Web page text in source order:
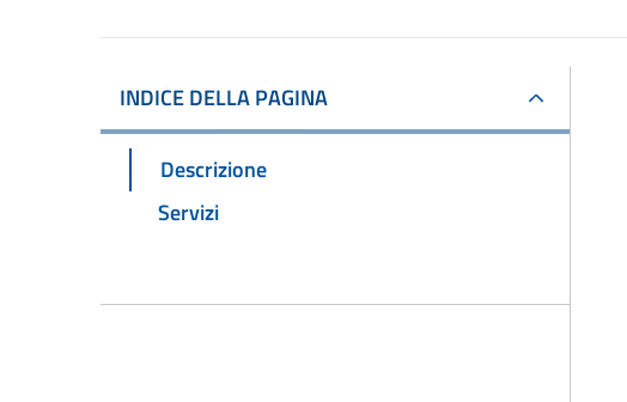
INDICE DELLA PAGINA
Descrizione
Servizi